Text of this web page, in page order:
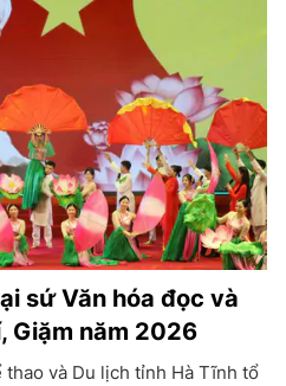
sứ Văn hóa đọc và
Giặm năm 2026
thao và Du lịch tỉnh Hà Tĩnh tổ